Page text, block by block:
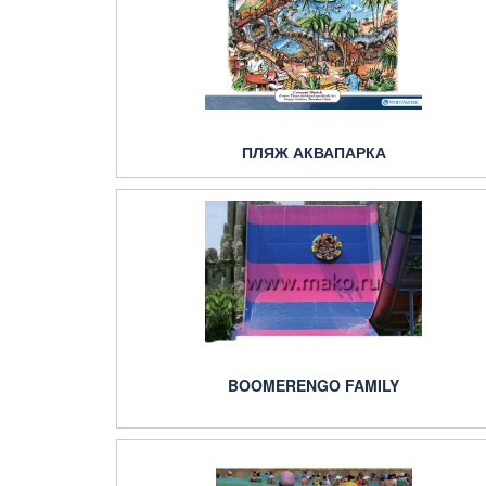
ПЛЯЖ АКВАПАРКА
BOOMERENGO FAMILY